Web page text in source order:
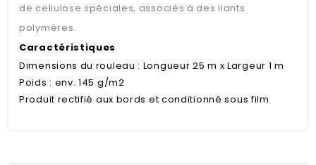
de cellulose spéciales, associés à des liants
polymères.
Caractéristiques
Dimensions du rouleau : Longueur 25 m x Largeur 1 m
Poids : env. 145 g/m2
Produit rectifié aux bords et conditionné sous film